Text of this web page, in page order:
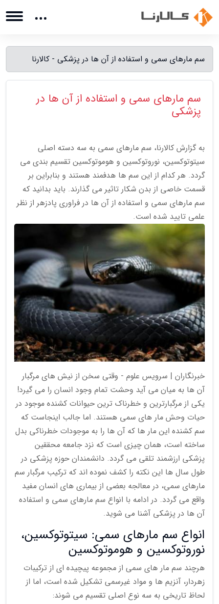
سم مارهای سمی و استفاده از آن ها در پزشکی - کالارنا
سم مارهای سمی و استفاده از آن ها در
پزشکی
به گزارش کالارنا، سم مارهای سمی به سه دسته اصلی
سیتوتوکسین، نوروتوکسین و هوموتوکسین تقسیم بندی می
گردد. هر کدام از این سم ها هدفمند هستند و بنابراین بر
قسمت خاصی از بدن شکار تاثیر می گذارند. باید بدانید که
سم مارهای سمی و استفاده از آن ها در فراوری پادزهر از نظر
علمی تایید شده است.
خبرنگاران | سرویس علوم - وقتی سخن از نیش های مرگبار
آن ها به میان می آید وحشت تمام وجود انسان را می گیرد!
یکی از مرگبارترین و خطرناک ترین حیوانات کشنده موجود در
حیات وحش مار های سمی هستند. اما جالب اینجاست که
سم کشنده این مار ها که آن ها را به موجودات خطرناکی بدل
ساخته است، همان چیزی است که نزد جامعه محققین
پزشکی ارزشمند تلقی می گردد. دانشمندان حوزه پزشکی در
طول سال ها این نکته را کشف نموده اند که ترکیب مرگبار سم
مارهای سمی، در معالجه بعضی از بیماری های انسان مفید
واقع می گردد. در ادامه با انواع سم مارهای سمی و استفاده
آن ها در پزشکی آشنا می شوید.
انواع سم مارهای سمی: سیتوتوکسین،
نوروتوکسین و هوموتوکسین
هرچند سم مار های سمی از مجموعه پیچیده ای از ترکیبات
زهردار، آنزیم ها و مواد غیرسمی تشکیل شده است، اما از
لحاظ تاریخی به سه نوع اصلی تقسیم می شوند: